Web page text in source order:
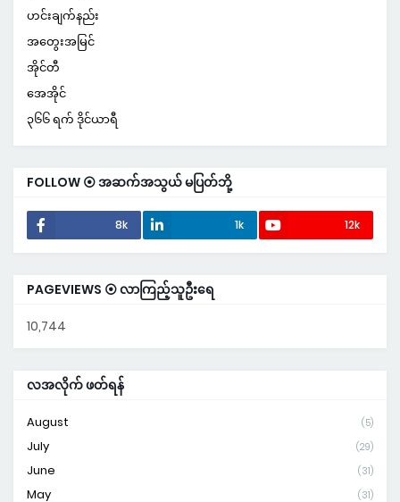
ဟင်းချက်နည်း
အတွေးအမြင်
အိုင်တီ
အေအိုင်
၃၆၆ ရက် ဒိုင်ယာရီ
FOLLOW ⦿ အဆက်အသွယ် မပြတ်ဘို့
8k 1k 12k
PAGEVIEWS ⦿ လာကြည့်သူဦးရေ
10,744
လအလိုက် ဖတ်ရန်
August (5)
July (29)
June (31)
May (31)